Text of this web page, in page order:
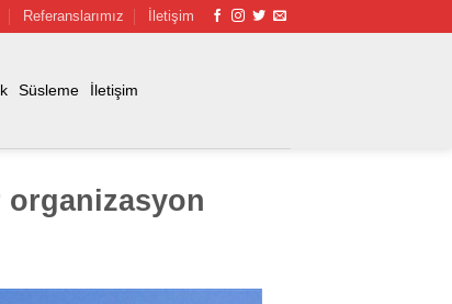
Referanslarımız İletişim
Süsleme İletişim